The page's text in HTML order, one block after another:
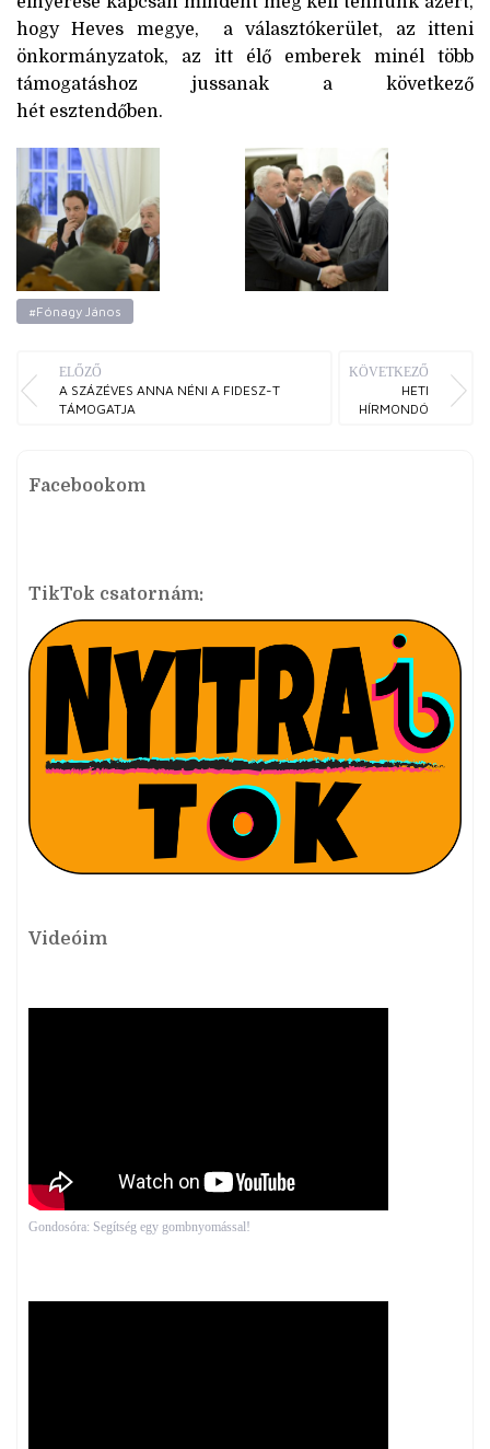
hogy Heves megye, a választókerület, az itteni
önkormányzatok, az itt élő emberek minél több
támogatáshoz jussanak a következő
hét esztendőben.
#Fónagy János
ELŐZŐ
A SZÁZÉVES ANNA NÉNI A FIDESZ-T
TÁMOGATJA
KÖVETKEZŐ
HETI
HÍRMONDÓ
Facebookom
TikTok csatornám:
Videóim
Gondosóra: Segítség egy gombnyomással!